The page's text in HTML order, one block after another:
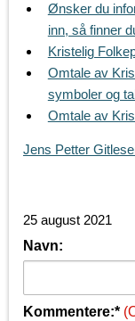
Ønsker du
inn, så finner
Kristelig
Omtale av
symboler og
Omtale av
Jens Petter
25 august 2021
Navn:
Kommentere:*